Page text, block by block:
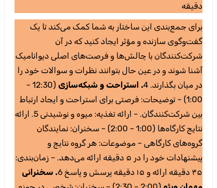
دقیقه
برای جمع‌بندی این ساختار به شما کمک می‌کند تا یک
گفت‌وگوی سازنده و مؤثر ایجاد کنید که در آن
شرکت‌کنندگان با چالش‌ها و فرصت‌های اصلی دیوانامیک
آشنا شوند و در عین حال بتوانند نظرات و سوالات خود را
در میان بگذارند. 4
. استراحت و شبکه‌سازی
(12:30 –
1:00) – توضیحات: فرصتی برای استراحت و ایجاد ارتباط
بین شرکت‌کنندگان. – ارائه تغذیه: میوه و نوشیدنی 5. ارائه
نتایج کارگاه‌ها (1:00 – 2:00) – سخنران: نمایندگان
گروه‌های کارگاهی – موضوعات: هر گروه نتایج و
پیشنهادات خود را در ۵ دقیقه ارائه می‌دهد. – زمان‌بندی:
۴۵ دقیقه ارائه و ۱۵ دقیقه پرسش و پاسخ 6
. سخنرانی